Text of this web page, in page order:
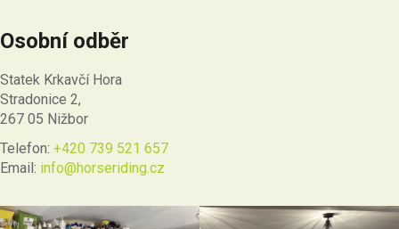
Osobní odběr
Statek Krkavčí Hora
Stradonice 2,
267 05 Nižbor
Telefon: +420 739 521 657
Email: info@horseriding.cz